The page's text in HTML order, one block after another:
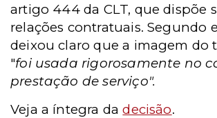
artigo 444 da CLT, que dispõe
relações contratuais. Segundo
deixou claro que a imagem do
"foi usada rigorosamente no
prestação de serviço".
Veja a íntegra dadecisão.